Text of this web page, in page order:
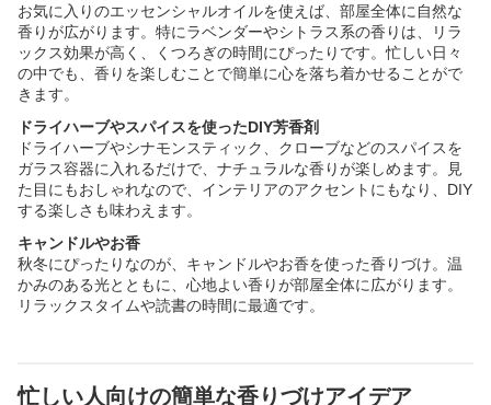
お気に入りのエッセンシャルオイルを使えば、部屋全体に自然な
香りが広がります。特にラベンダーやシトラス系の香りは、リラ
ックス効果が高く、くつろぎの時間にぴったりです。忙しい日々
の中でも、香りを楽しむことで簡単に心を落ち着かせることがで
きます。
ドライハーブやスパイスを使ったDIY芳香剤
ドライハーブやシナモンスティック、クローブなどのスパイスを
ガラス容器に入れるだけで、ナチュラルな香りが楽しめます。見
た目にもおしゃれなので、インテリアのアクセントにもなり、DIY
する楽しさも味わえます。
キャンドルやお香
秋冬にぴったりなのが、キャンドルやお香を使った香りづけ。温
かみのある光とともに、心地よい香りが部屋全体に広がります。
リラックスタイムや読書の時間に最適です。
忙しい人向けの簡単な香りづけアイデア